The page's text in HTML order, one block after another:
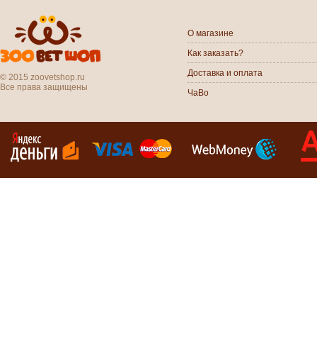
© 2015 zoovetshop.ru
Все права защищены
О магазине
Как заказать?
Доставка и оплата
ЧаВо